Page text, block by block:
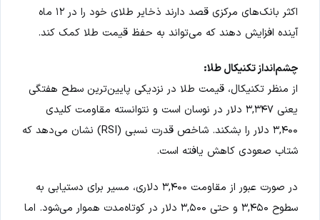
اکثر بانک‌های مرکزی قصد دارند ذخایر طلای خود را در ۱۲ ماه
آینده افزایش دهند که می‌تواند به حفظ قیمت طلا کمک کند.
چشم‌انداز تکنیکال طلا:
از منظر تکنیکال، قیمت طلا در نزدیکی پایین‌ترین سطح هفتگی
یعنی ۳,۳۴۷ دلار در نوسان است و نتوانسته مقاومت کلیدی
۳,۴۰۰ دلار را بشکند. شاخص قدرت نسبی (RSI) نشان می‌دهد که
شتاب صعودی کاهش یافته است.
در صورت عبور از مقاومت ۳,۴۰۰ دلاری، مسیر برای دستیابی به
سطوح ۳,۴۵۰ و حتی ۳,۵۰۰ دلار در کوتاه‌مدت هموار می‌شود. اما